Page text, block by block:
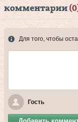
комментарии
Для того, чтобы
Гость